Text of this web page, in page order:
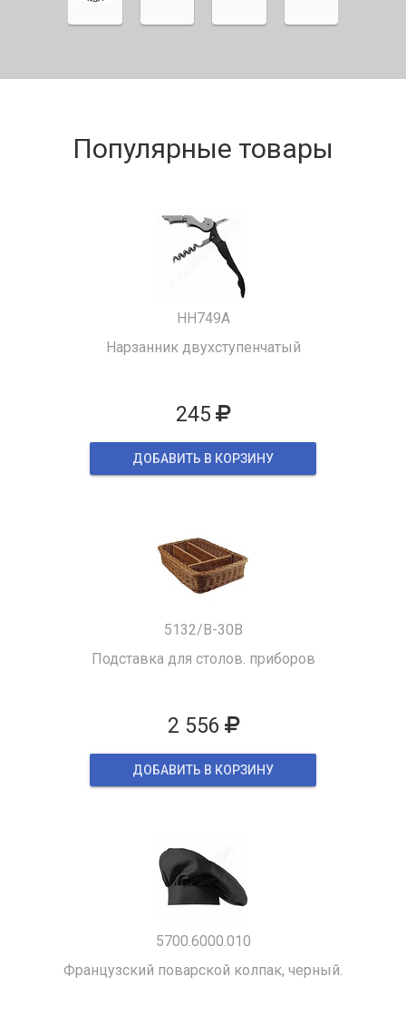
Популярные товары
HH749A
Нарзанник двухступенчатый
245
ДОБАВИТЬ В КОРЗИНУ
5132/B-30B
Подставка для столов. приборов
2 556
ДОБАВИТЬ В КОРЗИНУ
5700.6000.010
Французский поварской колпак, черный.